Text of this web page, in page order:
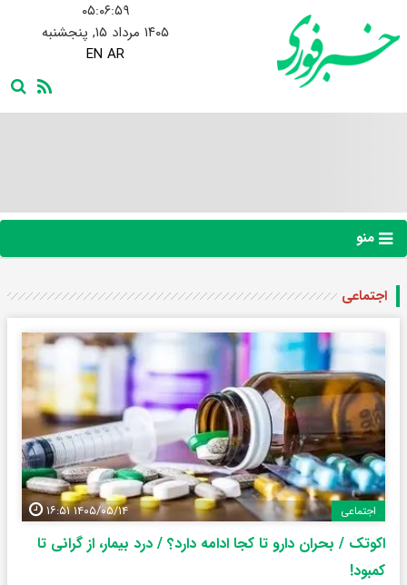
۰۵:۰۷:۰۰
۱۴۰۵ مرداد ۱۵, پنجشنبه
EN AR
منو
اجتماعی
اجتماعی ۱۴۰۵/۰۵/۱۴ ۱۶:۵۱
اکوتک / بحران دارو تا کجا ادامه دارد؟ / درد بیمار، از گرانی تا
کمبود!